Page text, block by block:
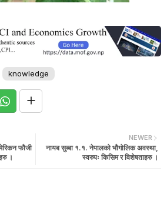
knowledge
NEWER
नायब सुब्बा १.१. नेपालको भौगोलिक अवस्था,
स्वरुपः किसिम र विशेषताहरु ।
फौजी
।